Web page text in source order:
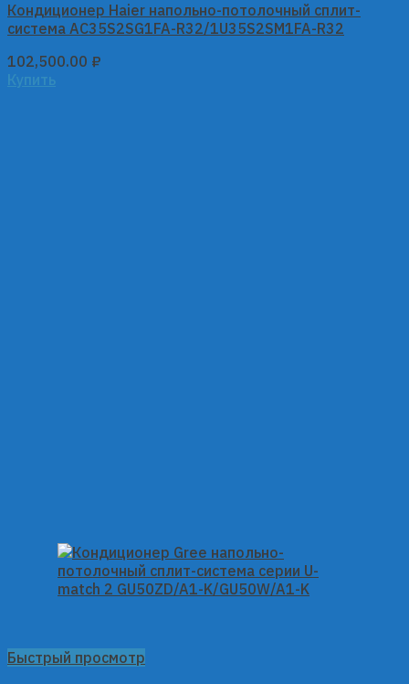
Кондиционер Haier напольно-потолочный сплит-
система AC35S2SG1FA-R32/1U35S2SM1FA-R32
102,500.00 ₽
Купить
Быстрый просмотр